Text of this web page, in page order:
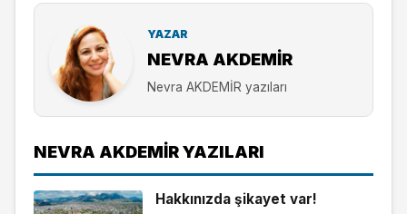
YAZAR
NEVRA AKDEMİR
Nevra AKDEMİR yazıları
NEVRA AKDEMİR YAZILARI
Hakkınızda şikayet var!